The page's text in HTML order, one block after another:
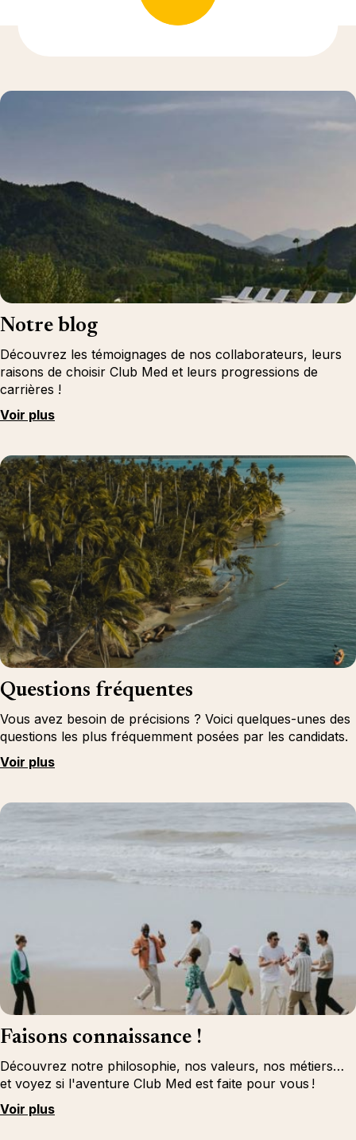
Notre blog
Découvrez les témoignages de nos collaborateurs, leurs
raisons de choisir Club Med et leurs progressions de
carrières !
Voir plus
Questions fréquentes
Vous avez besoin de précisions ? Voici quelques-unes des
questions les plus fréquemment posées par les candidats.
Voir plus
Faisons connaissance !
Découvrez notre philosophie, nos valeurs, nos métiers…
et voyez si l'aventure Club Med est faite pour vous !
Voir plus